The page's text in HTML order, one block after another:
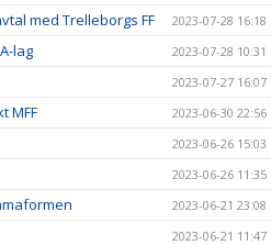
med Trelleborgs FF 2023-07-28 16:18
lag 2023-07-28 10:31
2023-07-27 16:07
MFF 2023-06-30 22:56
2023-06-26 15:03
2023-06-26 11:35
2023-06-21 23:08
2023-06-21 11:47